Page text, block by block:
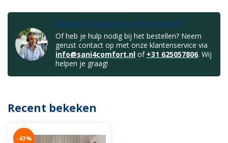
Heb je vragen over dit product?
Of heb je hulp nodig bij het bestellen? Neem
gerust contact op met onze klantenservice via
info@sani4comfort.nl of +31 625057806. Wij
helpen je graag!
Recent bekeken
-43%